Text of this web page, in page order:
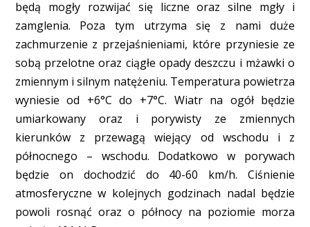
będą mogły rozwijać się liczne oraz silne mgły i
zamglenia. Poza tym utrzyma się z nami duże
zachmurzenie z przejaśnieniami, które przyniesie ze
sobą przelotne oraz ciągłe opady deszczu i mżawki o
zmiennym i silnym natężeniu. Temperatura powietrza
wyniesie od +6°C do +7°C. Wiatr na ogół będzie
umiarkowany oraz i porywisty ze zmiennych
kierunków z przewagą wiejący od wschodu i z
północnego – wschodu. Dodatkowo w porywach
będzie on dochodzić do 40-60 km/h. Ciśnienie
atmosferyczne w kolejnych godzinach nadal będzie
powoli rosnąć oraz o północy na poziomie morza